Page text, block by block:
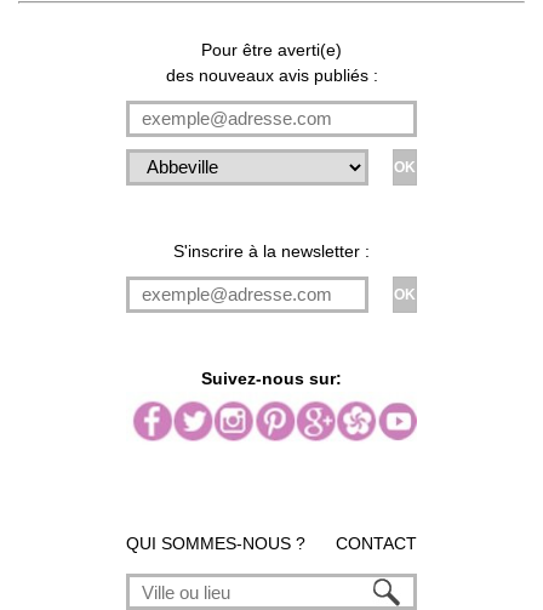
Pour être averti(e)
des nouveaux avis publiés :
S'inscrire à la newsletter :
Suivez-nous sur:
QUI SOMMES-NOUS ? CONTACT